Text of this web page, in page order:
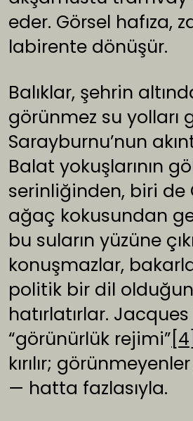
eder. Görsel hafıza,
labirente dönüşür.
Balıklar, şehrin
görünmez su yolları
Sarayburnu’nun
Balat yokuşlarının
serinliğinden, biri de
ağaç kokusundan
bu suların yüzüne
konuşmazlar,
politik bir dil
hatırlatırlar.
“görünürlük rejimi” [4]
kırılır;
— hatta fazlasıyla.